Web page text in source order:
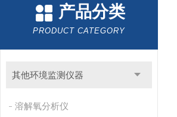
产品分类
PRODUCT CATEGORY
其他环境监测仪器
溶解氧分析仪